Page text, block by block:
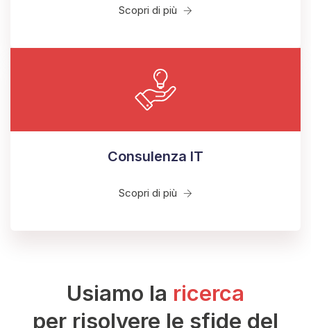
Scopri di più
Consulenza IT
Scopri di più
Usiamo la ricerca
per risolvere le sfide del